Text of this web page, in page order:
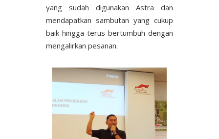
yang sudah digunakan Astra dan
mendapatkan sambutan yang cukup
baik hingga terus bertumbuh dengan
mengalirkan pesanan.